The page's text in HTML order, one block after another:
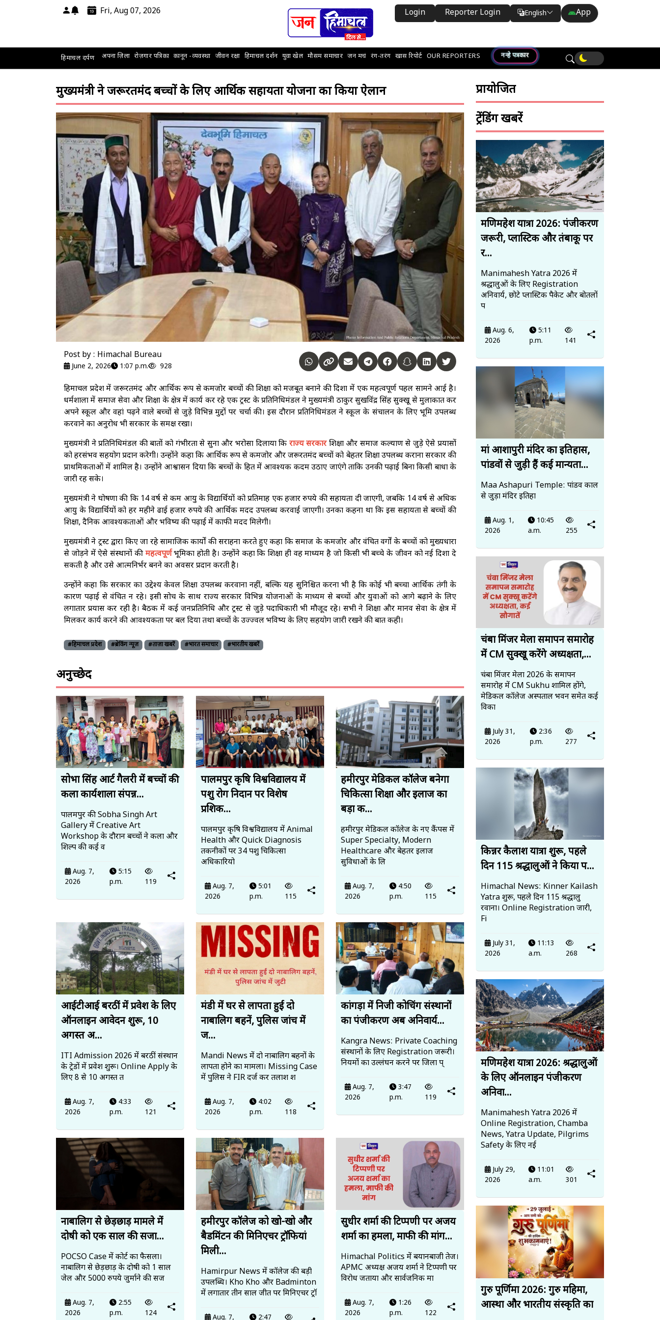
Fri, Aug 07, 2026 Login Reporter Login English
Translate
App
हिमाचल दर्पण अपना ज़िला रोज़गार पत्रिका कानून -व्यवस्था जीवन रक्षा हिमाचल दर्शन युवा खेल मौसम समाचार जन मचं रंग-तरंग खास रिपोर्ट OUR REPORTERS नन्हे पत्रकार
मुख्यमंत्री ने जरूरतमंद बच्चों के लिए आर्थिक सहायता योजना का किया ऐलान
Post by : Himachal Bureau
June 2, 2026 1:07 p.m. 928
हिमाचल प्रदेश में जरूरतमंद और आर्थिक रूप से कमजोर बच्चों की शिक्षा को मजबूत बनाने की दिशा में एक महत्वपूर्ण पहल सामने आई है।
धर्मशाला में समाज सेवा और शिक्षा के क्षेत्र में कार्य कर रहे एक ट्रस्ट के प्रतिनिधिमंडल ने मुख्यमंत्री ठाकुर सुखविंद्र सिंह सुक्खू से मुलाकात कर
अपने स्कूल और वहां पढ़ने वाले बच्चों से जुड़े विभिन्न मुद्दों पर चर्चा की। इस दौरान प्रतिनिधिमंडल ने स्कूल के संचालन के लिए भूमि उपलब्ध
करवाने का अनुरोध भी सरकार के समक्ष रखा।
मुख्यमंत्री ने प्रतिनिधिमंडल की बातों को गंभीरता से सुना और भरोसा दिलाया कि राज्य सरकारशिक्षा और समाज कल्याण से जुड़े ऐसे प्रयासों
को हरसंभव सहयोग प्रदान करेगी। उन्होंने कहा कि आर्थिक रूप से कमजोर और जरूरतमंद बच्चों को बेहतर शिक्षा उपलब्ध कराना सरकार की
प्राथमिकताओं में शामिल है। उन्होंने आश्वासन दिया कि बच्चों के हित में आवश्यक कदम उठाए जाएंगे ताकि उनकी पढ़ाई बिना किसी बाधा के
जारी रह सके।
मुख्यमंत्री ने घोषणा की कि 14 वर्ष से कम आयु के विद्यार्थियों को प्रतिमाह एक हजार रुपये की सहायता दी जाएगी, जबकि 14 वर्ष से अधिक
आयु के विद्यार्थियों को हर महीने ढाई हजार रुपये की आर्थिक मदद उपलब्ध करवाई जाएगी। उनका कहना था कि इस सहायता से बच्चों की
शिक्षा, दैनिक आवश्यकताओं और भविष्य की पढ़ाई में काफी मदद मिलेगी।
मुख्यमंत्री ने ट्रस्ट द्वारा किए जा रहे सामाजिक कार्यों की सराहना करते हुए कहा कि समाज के कमजोर और वंचित वर्गों के बच्चों को मुख्यधारा
से जोड़ने में ऐसे संस्थानों कीमहत्वपूर्णभूमिका होती है। उन्होंने कहा कि शिक्षा ही वह माध्यम है जो किसी भी बच्चे के जीवन को नई दिशा दे
सकती है और उसे आत्मनिर्भर बनने का अवसर प्रदान करती है।
उन्होंने कहा कि सरकार का उद्देश्य केवल शिक्षा उपलब्ध करवाना नहीं, बल्कि यह सुनिश्चित करना भी है कि कोई भी बच्चा आर्थिक तंगी के
कारण पढ़ाई से वंचित न रहे। इसी सोच के साथ राज्य सरकार विभिन्न योजनाओं के माध्यम से बच्चों और युवाओं को आगे बढ़ाने के लिए
लगातार प्रयास कर रही है। बैठक में कई जनप्रतिनिधि और ट्रस्ट से जुड़े पदाधिकारी भी मौजूद रहे। सभी ने शिक्षा और मानव सेवा के क्षेत्र में
मिलकर कार्य करने की आवश्यकता पर बल दिया तथा बच्चों के उज्ज्वल भविष्य के लिए सहयोग जारी रखने की बात कही।
#हिमाचल प्रदेश #ब्रेकिंग न्यूज़ #ताज़ा खबरें #भारत समाचार #भारतीय खबरें
अनुच्छेद
सोभा सिंह आर्ट गैलरी में बच्चों की
कला कार्यशाला संपन्न...
पालमपुर की Sobha Singh Art
Gallery में Creative Art
Workshop के दौरान बच्चों ने कला और
शिल्प की कई व
Aug. 7,
2026
5:15
p.m.
119
पालमपुर कृषि विश्वविद्यालय में
पशु रोग निदान पर विशेष
प्रशिक...
पालमपुर कृषि विश्वविद्यालय में Animal
Health और Quick Diagnosis
तकनीकों पर 34 पशु चिकित्सा
अधिकारियो
Aug. 7,
2026
5:01
p.m.
115
हमीरपुर मेडिकल कॉलेज बनेगा
चिकित्सा शिक्षा और इलाज का
बड़ा क...
हमीरपुर मेडिकल कॉलेज के नए कैंपस में
Super Specialty, Modern
Healthcare और बेहतर इलाज
सुविधाओं के लि
Aug. 7,
2026
4:50
p.m.
115
आईटीआई बरठीं में प्रवेश के लिए
ऑनलाइन आवेदन शुरू, 10
अगस्त अ...
ITI Admission 2026 में बरठीं संस्थान
के ट्रेडों में प्रवेश शुरू। Online Apply के
लिए 8 से 10 अगस्त त
Aug. 7,
2026
4:33
p.m.
121
मंडी में घर से लापता हुईं दो
नाबालिग बहनें, पुलिस जांच में
ज...
Mandi News में दो नाबालिग बहनों के
लापता होने का मामला। Missing Case
में पुलिस ने FIR दर्ज कर तलाश श
Aug. 7,
2026
4:02
p.m.
118
कांगड़ा में निजी कोचिंग संस्थानों
का पंजीकरण अब अनिवार्य...
Kangra News: Private Coaching
संस्थानों के लिए Registration जरूरी।
नियमों का उल्लंघन करने पर जिला प्
Aug. 7,
2026
3:47
p.m.
119
नाबालिग से छेड़छाड़ मामले में
दोषी को एक साल की सजा...
POCSO Case में कोर्ट का फैसला।
नाबालिग से छेड़छाड़ के दोषी को 1 साल
जेल और 5000 रुपये जुर्माने की सज
Aug. 7,
2026
2:55
p.m.
124
हमीरपुर कॉलेज को खो-खो और
बैडमिंटन की मिनिएचर ट्रॉफियां
मिली...
Hamirpur News में कॉलेज की बड़ी
उपलब्धि। Kho Kho और Badminton
में लगातार तीन साल जीत पर मिनिएचर ट्रॉ
Aug. 7, 2:47
सुधीर शर्मा की टिप्पणी पर अजय
शर्मा का हमला, माफी की मांग...
Himachal Politics में बयानबाजी तेज।
APMC अध्यक्ष अजय शर्मा ने टिप्पणी पर
विरोध जताया और सार्वजनिक मा
Aug. 7,
2026
1:26
p.m.
122
प्रायोजित
ट्रेंडिंग खबरें
मणिमहेश यात्रा 2026: पंजीकरण
जरूरी, प्लास्टिक और तंबाकू पर
र...
Manimahesh Yatra 2026 में
श्रद्धालुओं के लिए Registration
अनिवार्य, छोटे प्लास्टिक पैकेट और बोतलों
प
Aug. 6,
2026
5:11
p.m.
141
मां आशापुरी मंदिर का इतिहास,
पांडवों से जुड़ी हैं कई मान्यता...
Maa Ashapuri Temple: पांडव काल
से जुड़ा मंदिर इतिहा
Aug. 1,
2026
10:45
a.m.
255
चंबा मिंजर मेला समापन समारोह
में CM सुक्खू करेंगे अध्यक्षता,...
चंबा मिंजर मेला 2026 के समापन
समारोह में CM Sukhu शामिल होंगे,
मेडिकल कॉलेज अस्पताल भवन समेत कई
विका
July 31,
2026
2:36
p.m.
277
किन्नर कैलाश यात्रा शुरू, पहले
दिन 115 श्रद्धालुओं ने किया प...
Himachal News: Kinner Kailash
Yatra शुरू, पहले दिन 115 श्रद्धालु
रवाना। Online Registration जारी,
Fi
July 31,
2026
11:13
a.m.
268
मणिमहेश यात्रा 2026: श्रद्धालुओं
के लिए ऑनलाइन पंजीकरण
अनिवा...
Manimahesh Yatra 2026 में
Online Registration, Chamba
News, Yatra Update, Pilgrims
Safety के लिए नई
July 29,
2026
11:01
a.m.
301
गुरु पूर्णिमा 2026: गुरु महिमा,
आस्था और भारतीय संस्कृति का